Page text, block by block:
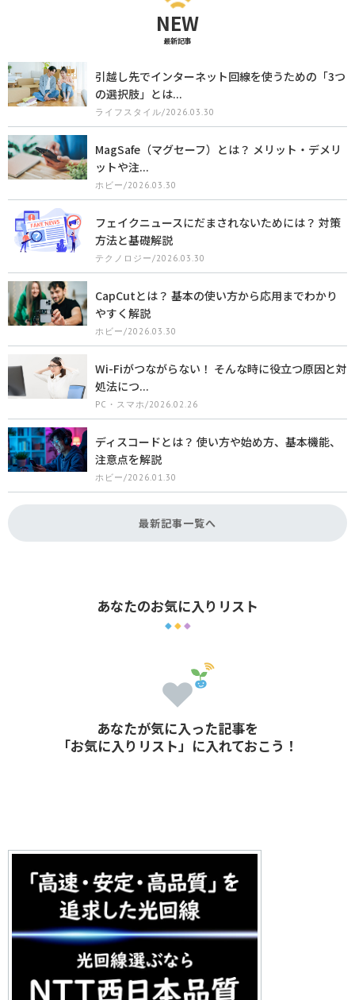
NEW
最新記事
引越し先でインターネット回線を使うための「3つ
の選択肢」とは...
ライフスタイル/2026.03.30
MagSafe（マグセーフ）とは？ メリット・デメリ
ットや注...
ホビー/2026.03.30
フェイクニュースにだまされないためには？ 対策
方法と基礎解説
テクノロジー/2026.03.30
CapCutとは？ 基本の使い方から応用までわかり
やすく解説
ホビー/2026.03.30
Wi-Fiがつながらない！ そんな時に役立つ原因と対
処法につ...
PC・スマホ/2026.02.26
ディスコードとは？ 使い方や始め方、基本機能、
注意点を解説
ホビー/2026.01.30
最新記事一覧へ
あなたのお気に入りリスト
あなたが気に入った記事を
「お気に入りリスト」に入れておこう！